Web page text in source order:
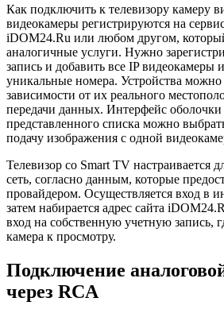
Как подключить к телевизору камеру
видеокамеры регистрируются на
iDOM24.Ru или любом другом,
аналогичные услуги. Нужно
запись и добавить все IP видеокамеры
уникальные номера. Устройства можно
зависимости от их реального
передачи данных. Интерфейс
представленного списка можно
подачу изображения с одной
Телевизор со Smart TV настраивается
сеть, согласно данным, которые
провайдером. Осуществляется вход в
затем набирается адрес сайта
вход на собственную учетную запись,
камера к просмотру.
Подключение
через RCA